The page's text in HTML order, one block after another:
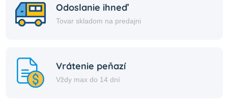
Odoslanie ihneď
Tovar skladom na predajni
Vrátenie peňazí
Vždy max do 14 dní